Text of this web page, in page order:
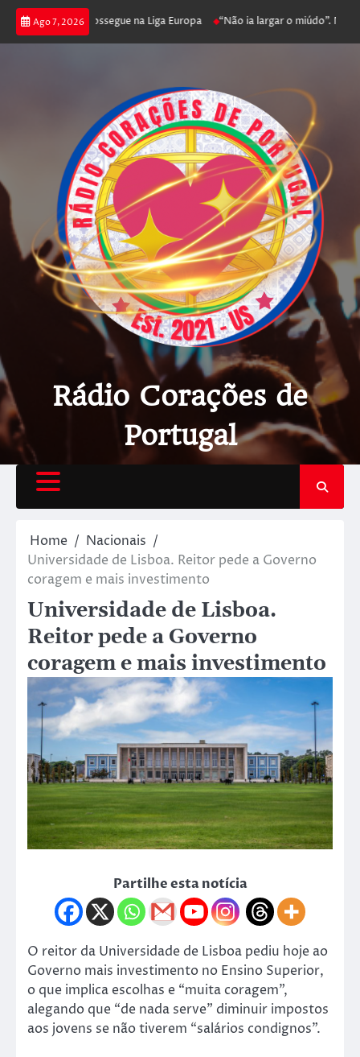
Ago 7, 2026
poker e prossegue na Liga Europa “Não ia largar o miúdo”.
Rádio Corações de
Portugal
Home
Nacionais
Universidade de Lisboa. Reitor pede a Governo
coragem e mais investimento
Universidade de Lisboa.
Reitor pede a Governo
coragem e mais investimento
Partilhe esta notícia
O reitor da Universidade de Lisboa pediu hoje ao
Governo mais investimento no Ensino Superior,
o que implica escolhas e “muita coragem”,
alegando que “de nada serve” diminuir impostos
aos jovens se não tiverem “salários condignos”.